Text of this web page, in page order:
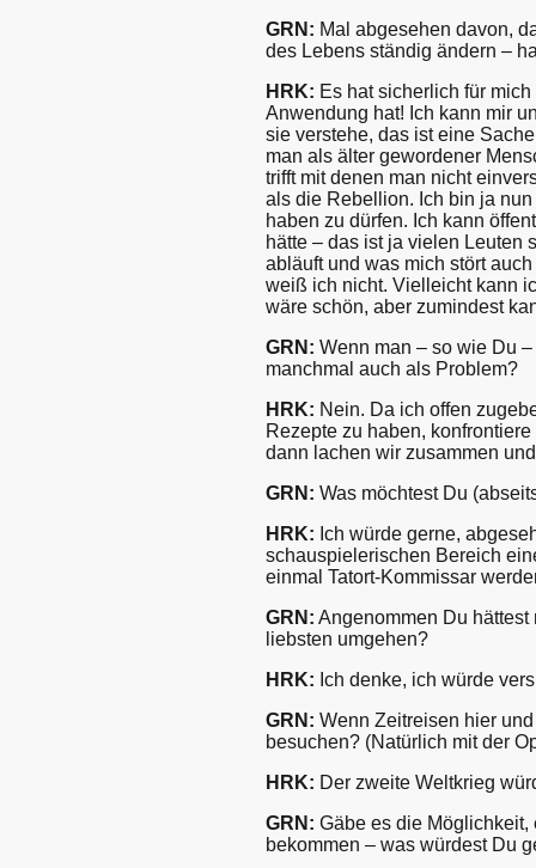
GRN: Mal abgesehen davon,
des Lebens ständig ändern –
HRK: Es hat sicherlich für
Anwendung hat! Ich kann mir
sie verstehe, das ist eine
man als älter gewordener
trifft mit denen man nicht
als die Rebellion. Ich bin ja
haben zu dürfen. Ich kann
hätte – das ist ja vielen Leuten
abläuft und was mich stört
weiß ich nicht. Vielleicht kann
wäre schön, aber zumindest
GRN: Wenn man – so wie Du
manchmal auch als Problem?
HRK: Nein. Da ich offen
Rezepte zu haben,
dann lachen wir zusammen
GRN: Was möchtest Du
HRK: Ich würde gerne,
schauspielerischen Bereich
einmal Tatort-Kommissar
GRN: Angenommen Du
liebsten umgehen?
HRK: Ich denke, ich würde
GRN: Wenn Zeitreisen hier
besuchen? (Natürlich mit der
HRK: Der zweite Weltkrieg
GRN: Gäbe es die Möglichkeit,
bekommen – was würdest Du